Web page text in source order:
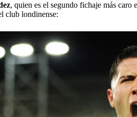
, quien es el segundo fichaje más caro
club londinense: